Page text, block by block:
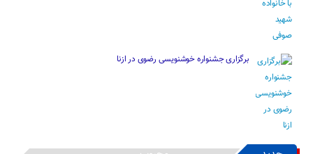
برگزاری جشنواره خوشنویسی رضوی در ازنا